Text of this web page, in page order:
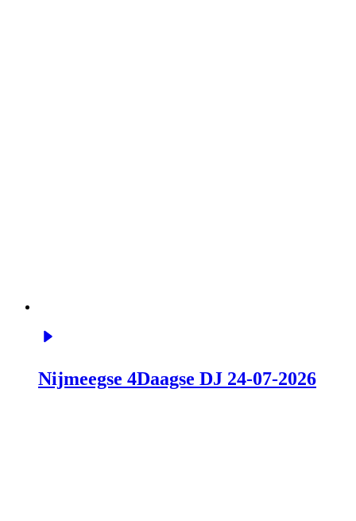
Nijmeegse 4Daagse DJ 24-07-2026